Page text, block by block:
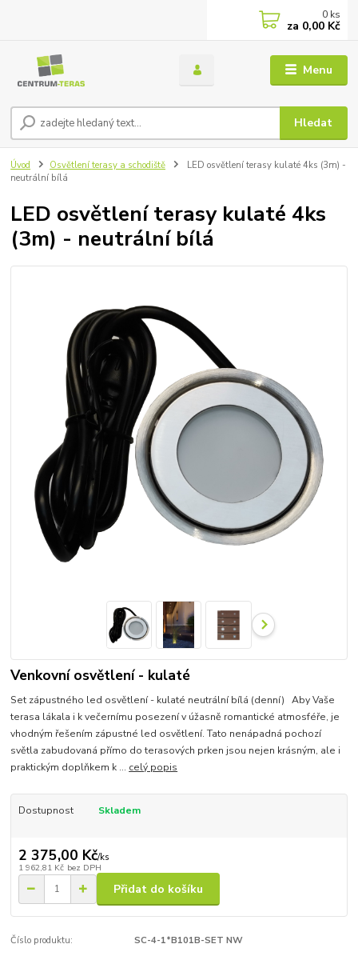
Menu
Hledat
0 ks
za 0,00 Kč
Úvod Osvětlení terasy a schodiště
LED osvětlení terasy kulaté 4ks (3m) -
neutrální bílá
LED osvětlení terasy kulaté 4ks
(3m) - neutrální bílá
Venkovní osvětlení - kulaté
Set zápustného led osvětlení - kulaté neutrální bílá (denní) Aby Vaše
terasa lákala i k večernímu posezení v úžasně romantické atmosféře, je
vhodným řešením zápustné led osvětlení. Tato nenápadná pochozí
světla zabudovaná přímo do terasových prken jsou nejen krásným, ale i
praktickým doplňkem k ... celý popis
Dostupnost Skladem
2 375,00 Kč/ks
1 962,81 Kč bez DPH
Přidat do košíku
Číslo produktu: SC-4-1*B101B-SET NW